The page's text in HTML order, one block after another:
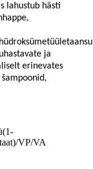
lahustub hästi
ja
erinevates